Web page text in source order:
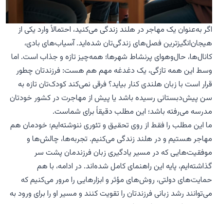
اگر به‌عنوان یک مهاجر در هلند زندگی می‌کنید، احتمالاً وارد یکی از
هیجان‌انگیزترین فصل‌های زندگی‌تان شده‌اید. آسیاب‌های بادی،
کانال‌ها، حال‌وهوای پرنشاط شهرها؛ همه‌چیز تازه و جذاب است. اما
وسط این همه تازگی، یک دغدغه مهم هم هست: فرزندتان چطور
قرار است با زبان هلندی کنار بیاید؟ فرقی نمی‌کند کودک‌تان تازه به
سن پیش‌دبستانی رسیده باشد یا پیش از مهاجرت در کشور خودتان
مدرسه می‌رفته باشد؛ این مطلب دقیقاً برای شماست.
ما این مطلب را فقط از روی تحقیق و تئوری ننوشته‌ایم؛ خودمان هم
مهاجر هستیم و در هلند زندگی می‌کنیم. تجربه‌ها، چالش‌ها و
موفقیت‌هایی که در مسیر یادگیری زبان فرزندمان پشت سر
گذاشته‌ایم، پایه این راهنمای کامل شده‌اند. در ادامه، با هم
حمایت‌های دولتی، روش‌های مؤثر و ابزارهایی را مرور می‌کنیم که
می‌توانند رشد زبانی فرزندتان را تقویت کنند و مسیر او را برای ورود به